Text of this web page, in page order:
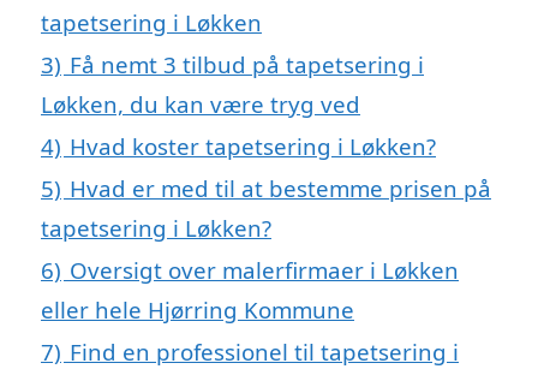
tapetsering i Løkken
3) Få nemt 3 tilbud på tapetsering i
Løkken, du kan være tryg ved
4) Hvad koster tapetsering i Løkken?
5) Hvad er med til at bestemme prisen på
tapetsering i Løkken?
6) Oversigt over malerfirmaer i Løkken
eller hele Hjørring Kommune
7) Find en professionel til tapetsering i